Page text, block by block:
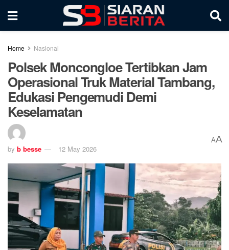
Home Nasional
Polsek Moncongloe Tertibkan Jam
Operasional Truk Material Tambang,
Edukasi Pengemudi Demi
Keselamatan
by b besse 12 May 2026
AA